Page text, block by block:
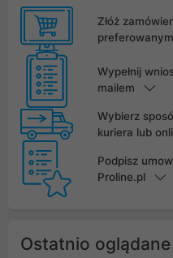
Złóż
Wypełnij
mailem
Wybierz
kuriera lub
Podpisz
Proline.pl
Ostatnio oglądane